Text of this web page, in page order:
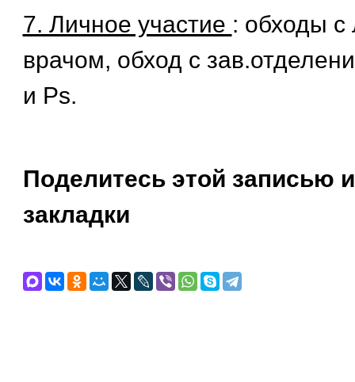
7. Личное участие : обходы
врачом, обход с
и Ps.
Поделитесь этой записью
закладки